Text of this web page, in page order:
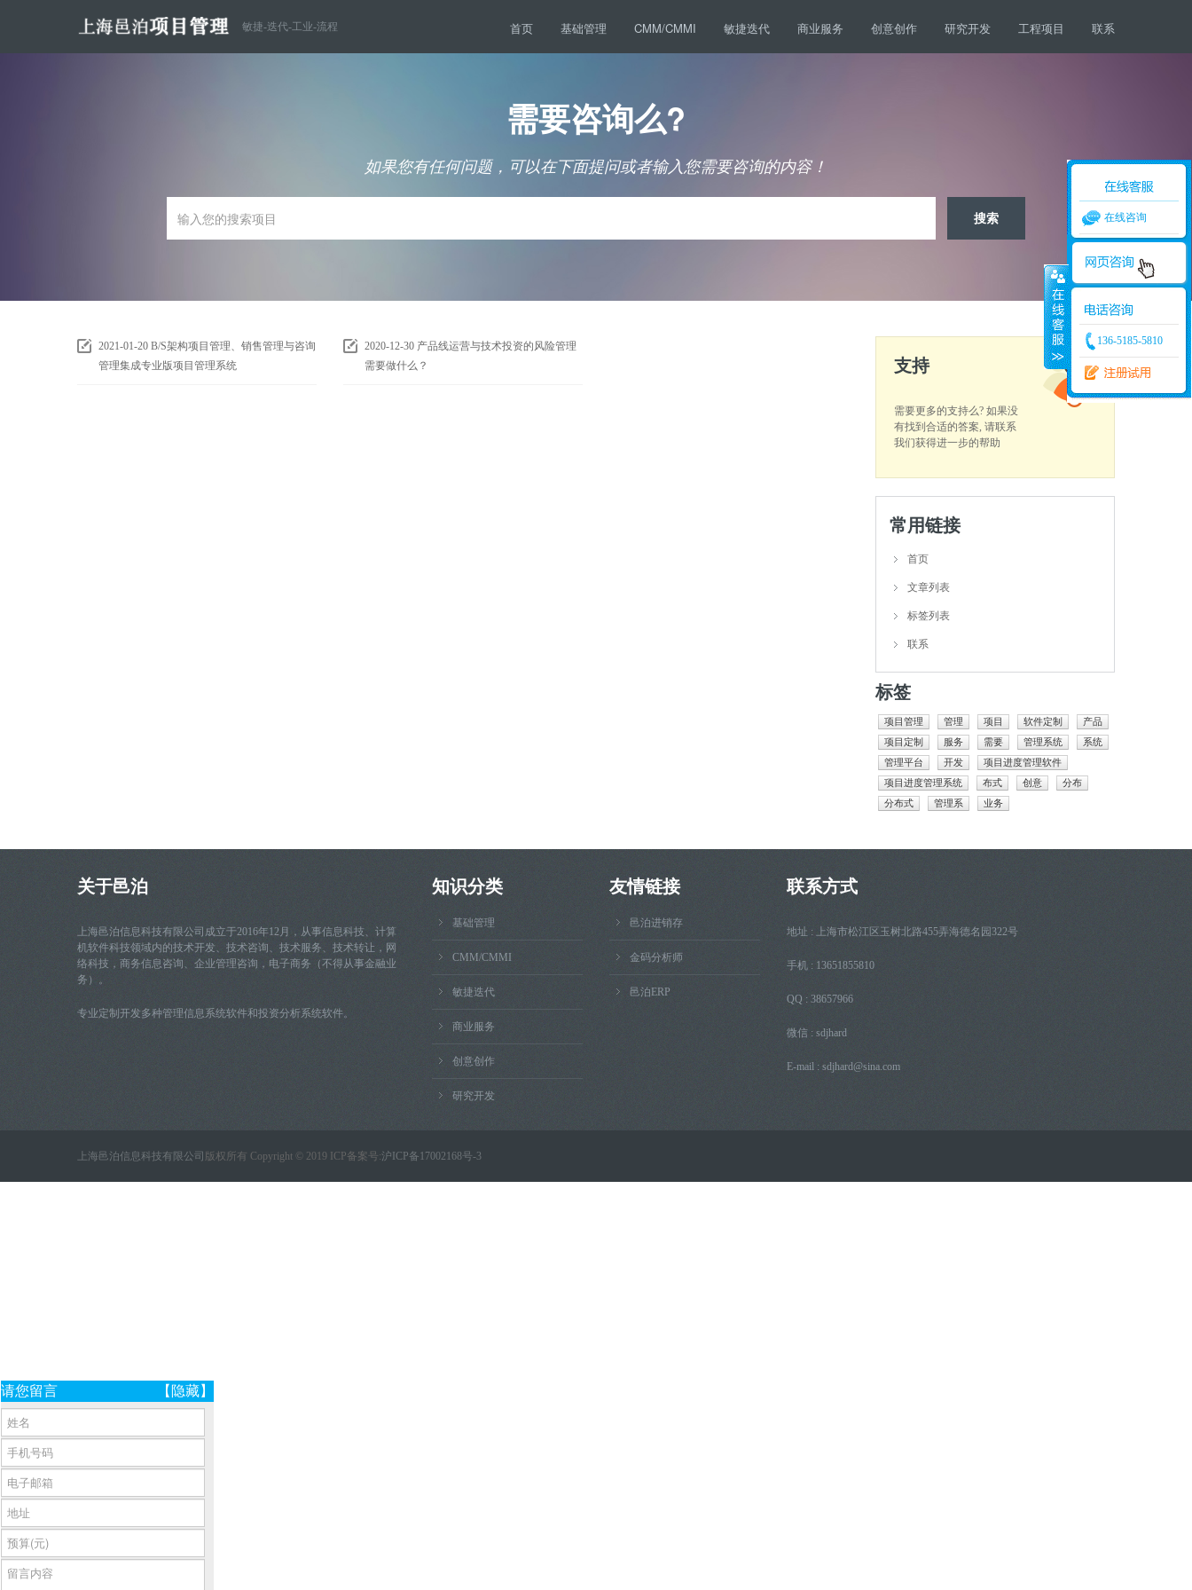
敏捷-迭代-工业-流程 首页 基础管理 CMM/CMMI 敏捷迭代 商业服务 创意创作 研究开发 工程项目 联系
需要咨询么?
如果您有任何问题，可以在下面提问或者输入您需要咨询的内容！
2021-01-20 B/S架构项目管理、销售管理与咨询
管理集成专业版项目管理系统
2020-12-30 产品线运营与技术投资的风险管理
需要做什么？
支持
需要更多的支持么? 如果没
有找到合适的答案, 请联系
我们获得进一步的帮助
常用链接
首页
文章列表
标签列表
联系
标签
项目管理 管理 项目 软件定制
产品
项目定制
服务 需要 管理系统
系统
管理平台
开发
项目进度管理软件
项目进度管理系统
布式 创意
分布
分布式
管理系 业务
关于邑泊
上海邑泊信息科技有限公司成立于2016年12月，从事信息科技、计算
机软件科技领域内的技术开发、技术咨询、技术服务、技术转让，网
络科技，商务信息咨询、企业管理咨询，电子商务（不得从事金融业
务）。
专业定制开发多种管理信息系统软件和投资分析系统软件。
知识分类
基础管理
CMM/CMMI
敏捷迭代
商业服务
创意创作
研究开发
友情链接
邑泊进销存
金码分析师
邑泊ERP
联系方式
地址 : 上海市松江区玉树北路455弄海德名园322号
手机 : 13651855810
QQ : 38657966
微信 : sdjhard
E-mail : sdjhard@sina.com
上海邑泊信息科技有限公司 版权所有 Copyright © 2019 ICP备案号:沪ICP备17002168号-3
在线咨询
136-5185-5810
请您留言 【隐藏】